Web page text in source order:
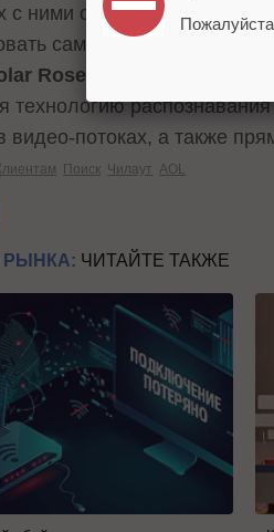
с ними сервисах. Однако,
сами изображения,
Rose , технологии
технологию
видео-потоках, а также
Поиск Чилаут AOL
РЫНКА: ЧИТАЙТЕ ТАКЖЕ